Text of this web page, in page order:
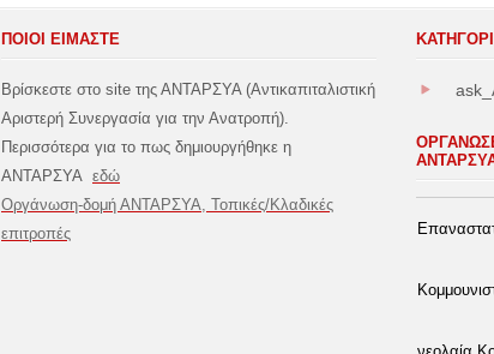
ΠΟΙΟΙ ΕΙΜΑΣΤΕ
Βρίσκεστε στο site της ΑΝΤΑΡΣΥΑ (Αντικαπιταλιστική
Αριστερή Συνεργασία για την Ανατροπή).
Περισσότερα για το πως δημιουργήθηκε η
ΑΝΤΑΡΣΥΑ εδώ
Οργάνωση-δομή ΑΝΤΑΡΣΥΑ, Τοπικές/Κλαδικές
επιτροπές